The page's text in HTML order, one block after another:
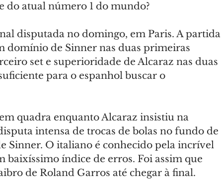
do atual número 1 do mundo?
disputada no domingo, em Paris. A partida
domínio de Sinner nas duas primeiras
set e superioridade de Alcaraz nas duas
para o espanhol buscar o
quadra enquanto Alcaraz insistiu na
intensa de trocas de bolas no fundo de
Sinner. O italiano é conhecido pela incrível
baixíssimo índice de erros. Foi assim que
de Roland Garros até chegar à final.